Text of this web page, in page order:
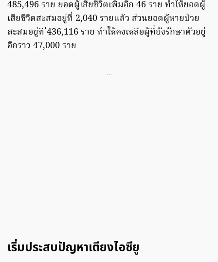
485,496 ราย ยอดผู้เสียชีวิตเพิ่มอีก 46 ราย ทำให้ยอดผู้
เสียชีวิตสะสมอยู่ที่ 2,040 รายแล้ว ส่วนยอดผู้หายป่วย
สะสมอยู่ที ่436,116 ราย ทำให้คงเหลือผู้ที่ยังรักษาตัวอยู่
อีกราว 47,000 ราย
…
เริ่มประสบปัญหาเตียงไอซียู